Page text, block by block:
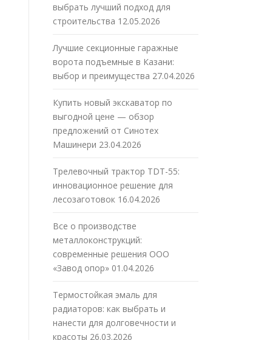
выбрать лучший подход для
строительства 12.05.2026
Лучшие секционные гаражные
ворота подъемные в Казани:
выбор и преимущества 27.04.2026
Купить новый экскаватор по
выгодной цене — обзор
предложений от Синотех
Машинери 23.04.2026
Трелевочный трактор TDT-55:
инновационное решение для
лесозаготовок 16.04.2026
Все о производстве
металлоконструкций:
современные решения ООО
«Завод опор» 01.04.2026
Термостойкая эмаль для
радиаторов: как выбрать и
нанести для долговечности и
красоты 26.03.2026